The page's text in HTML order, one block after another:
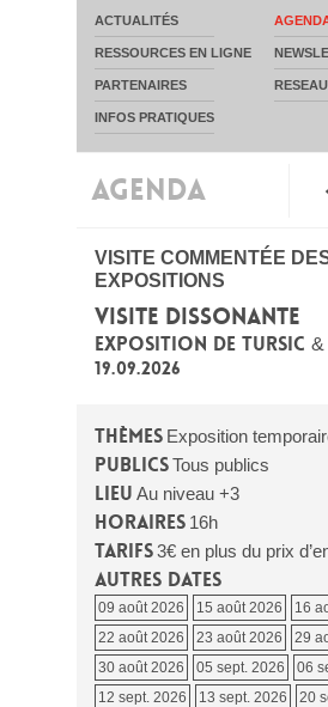
ACTUALITÉS
RESSOURCES EN LIGNE
PARTENAIRES
INFOS PRATIQUES
AGENDA
VISITE COMMENTÉE
EXPOSITIONS
VISITE DISSONANTE
EXPOSITION DE TURSIC
19.09.2026
Thèmes Exposition
PublicsTous publics
Lieu Au niveau +3
Horaires 16h
Tarifs3€ en plus du prix
Autres dates
09 août 2026 15 août 2026
16
22 août 2026
23 août 2026
29
30 août 2026
05 sept. 2026
06
12 sept. 2026
13 sept. 2026
20